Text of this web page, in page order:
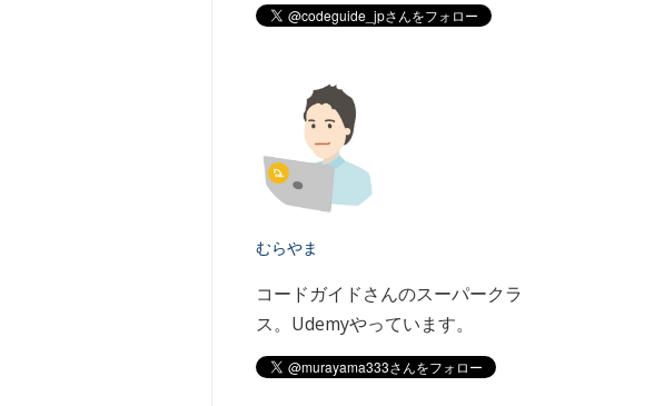
むらやま
コードガイドさんのスーパークラ
ス。Udemyやっています。